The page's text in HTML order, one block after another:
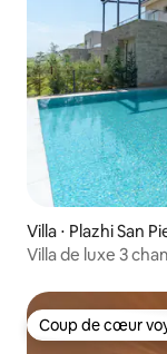
Villa ⋅ Plazhi San
Villa de luxe 3
Coup de cœur
Coup de cœur